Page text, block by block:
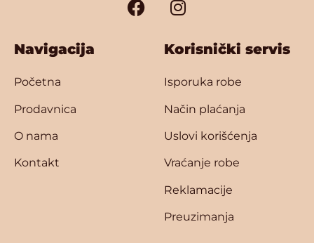
Navigacija
Početna
Prodavnica
O nama
Kontakt
Korisnički servis
Isporuka robe
Način plaćanja
Uslovi korišćenja
Vraćanje robe
Reklamacije
Preuzimanja